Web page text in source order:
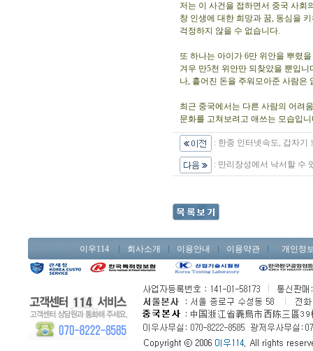
저는 이 사건을 접하면서 중국 사회
창 인생에 대한 희망과 꿈, 동심을
걱정하지 않을 수 없습니다.
또 하나는 아이가 6만 위안을 뿌렸
겨우 만5천 위안만 되찾았을 뿐입
나, 흩어진 돈을 주워모아준 사람은
최근 중국에서는 다른 사람의 어려
문화를 고쳐보려고 애쓰는 모습입
: 한중 인터넷속도, 갑자기
: 만리장성에서 낙서할 수
이우114 회사소개 이용안내 이용약관 개인정